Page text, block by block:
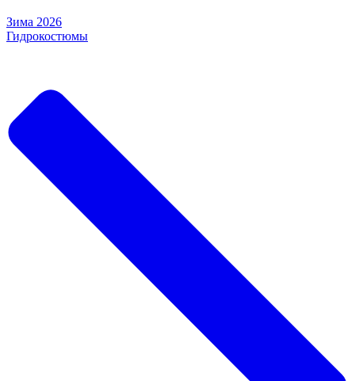
Зима 2026
Гидрокостюмы